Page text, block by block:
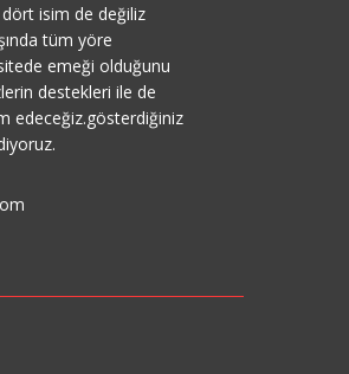
isim de değiliz
tüm yöre
sitede emeği olduğunu
destekleri ile de
edeceğiz.gösterdiğiniz